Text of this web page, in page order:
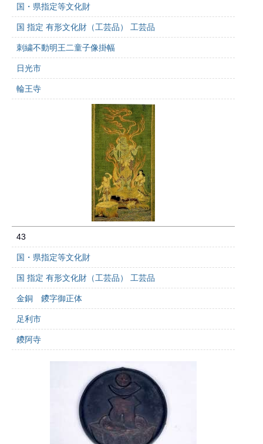
国・県指定等文化財
国 指定 有形文化財（工芸品） 工芸品
刺繍不動明王二童子像掛幅
日光市
輪王寺
43
国・県指定等文化財
国 指定 有形文化財（工芸品） 工芸品
金銅 鑁字御正体
足利市
鑁阿寺